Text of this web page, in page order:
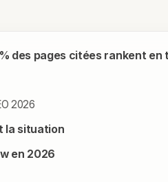
des pages citées rankent en
2026
la situation
en 2026